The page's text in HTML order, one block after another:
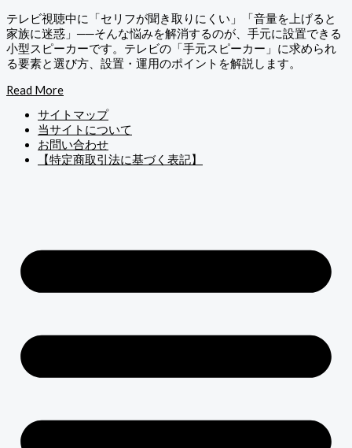
テレビ視聴中に「セリフが聞き取りにくい」「音量を上げると
家族に迷惑」──そんな悩みを解消するのが、手元に設置できる
小型スピーカーです。テレビの「手元スピーカー」に求められ
る要素と選び方、設置・運用のポイントを解説します。
Read More
サイトマップ
当サイトについて
お問い合わせ
【特定商取引法に基づく表記】